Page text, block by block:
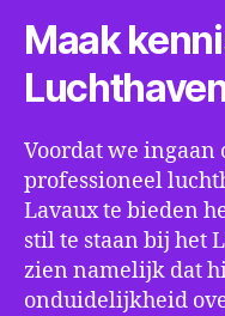
Maak
Voordat we ingaan
professioneel
Lavaux te bieden
stil te staan bij het
zien namelijk dat
onduidelijkheid